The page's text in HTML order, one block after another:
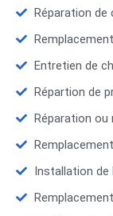
Réparation de
Entretien de
Répartion de
Réparation ou
Installation de